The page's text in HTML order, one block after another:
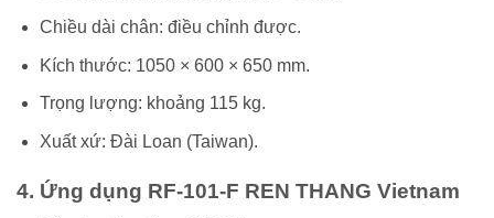
Chiều dài chân: điều chỉnh được.
Kích thước: 1050 × 600 × 650 mm.
Trọng lượng: khoảng 115 kg.
Xuất xứ: Đài Loan (Taiwan).
4. Ứng dụng RF-101-F REN THANG Vietnam